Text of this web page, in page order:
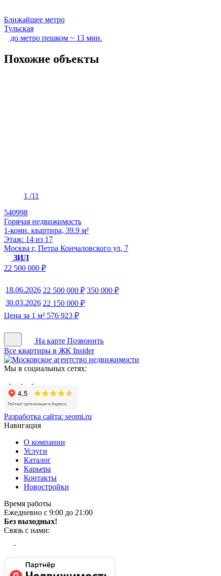
Ближайшее метро
Тульская
до метро пешком ~ 13 мин.
Похожие объекты
1 /11
540998
Горячая недвижимость
1-комн. квартира, 39.9 м²
Этаж: 14 из 17
Москва г, Петра Кончаловского ул, 7
ЗИЛ
22 500 000 ₽
18.06.2026 22 500 000 ₽ 350 000 ₽
30.03.2026 22 150 000 ₽
Цена за 1 м² 576 923 ₽
На карте Позвонить
Все квартиры в ЖК Insider
Мы в социальных сетях:
Разработка сайта: seomi.ru
Навигация
О компании
Услуги
Каталог
Карьера
Контакты
Новостройки
Время работы
Ежедневно с 9:00 до 21:00
Без выходных!
Связь с нами: